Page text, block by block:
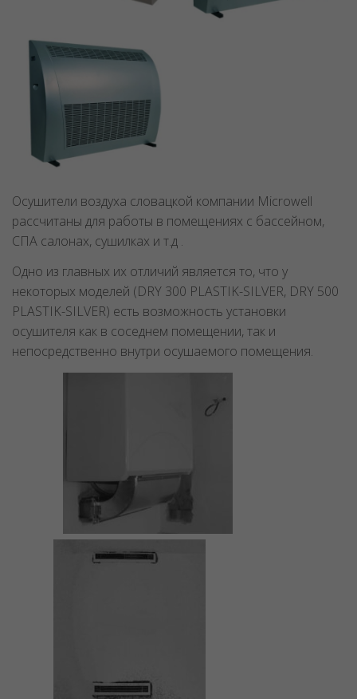
Осушители воздуха словацкой компании Microwell
рассчитаны для работы в помещениях с бассейном,
СПА салонах, сушилках и т.д .
Одно из главных их отличий является то, что у
некоторых моделей (DRY 300 PLASTIK-SILVER, DRY 500
PLASTIK-SILVER) есть возможность установки
осушителя как в соседнем помещении, так и
непосредственно внутри осушаемого помещения.